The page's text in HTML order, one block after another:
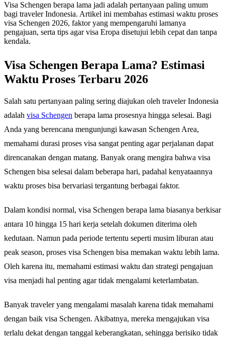
Visa Schengen berapa lama jadi adalah pertanyaan paling umum
bagi traveler Indonesia. Artikel ini membahas estimasi waktu proses
visa Schengen 2026, faktor yang mempengaruhi lamanya
pengajuan, serta tips agar visa Eropa disetujui lebih cepat dan tanpa
kendala.
Visa Schengen Berapa Lama? Estimasi
Waktu Proses Terbaru 2026
Salah satu pertanyaan paling sering diajukan oleh traveler Indonesia
adalah visa Schengen berapa lama prosesnya hingga selesai. Bagi
Anda yang berencana mengunjungi kawasan Schengen Area,
memahami durasi proses visa sangat penting agar perjalanan dapat
direncanakan dengan matang. Banyak orang mengira bahwa visa
Schengen bisa selesai dalam beberapa hari, padahal kenyataannya
waktu proses bisa bervariasi tergantung berbagai faktor.
Dalam kondisi normal, visa Schengen berapa lama biasanya berkisar
antara 10 hingga 15 hari kerja setelah dokumen diterima oleh
kedutaan. Namun pada periode tertentu seperti musim liburan atau
peak season, proses visa Schengen bisa memakan waktu lebih lama.
Oleh karena itu, memahami estimasi waktu dan strategi pengajuan
visa menjadi hal penting agar tidak mengalami keterlambatan.
Banyak traveler yang mengalami masalah karena tidak memahami
dengan baik visa Schengen. Akibatnya, mereka mengajukan visa
terlalu dekat dengan tanggal keberangkatan, sehingga berisiko tidak